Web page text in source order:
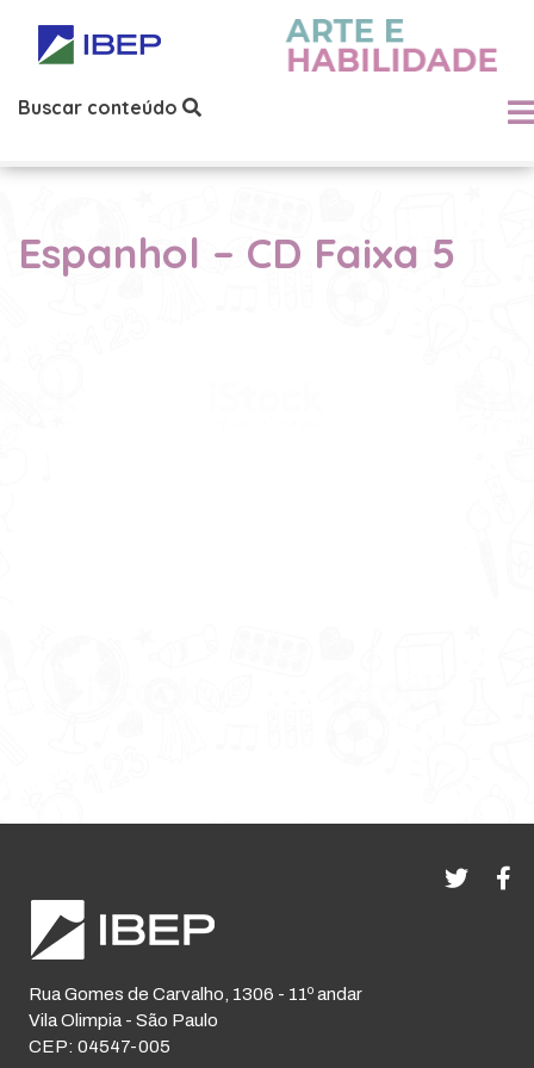
Buscar conteúdo
Espanhol – CD Faixa 5
Rua Gomes de Carvalho, 1306 - 11º andar
Vila Olimpia - São Paulo
CEP: 04547-005